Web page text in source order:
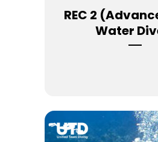
REC 2
Water